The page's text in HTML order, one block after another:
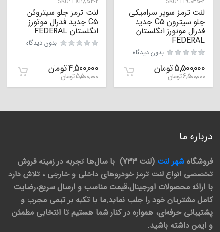
لنت ترمز سوپر سرامیکی
جلو سیترون C5 جدید
فدرال موتورز انگلستان
FEDERAL
بدون دیدگاه
5,500,000تومان
6,500,000تومان
لنت ترمز جلو سیتروئن
C5 جدید فدرال موتورز
انگلستان FEDERAL
بدون دیدگاه
4,500,000تومان
5,500,000تومان
درباره ما
فروشگاه شهر لنت
(لنت 733) با سال‌ها تجربه در زمینه فروش
تخصصی انواع لنت ترمز خودروهای داخلی و خارجی ، تلاش دارد
با ارائه محصولات اورجینال،قیمت مناسب و ارسال سریع،رضایت
کامل مشتریان خود را جلب نماید.ما با تکیه بر تیمی مجرب و
پشتیبانی حرفه‌ای، همواره در کنار شما هستیم تا انتخابی مطمئن
و ایمن داشته باشید.